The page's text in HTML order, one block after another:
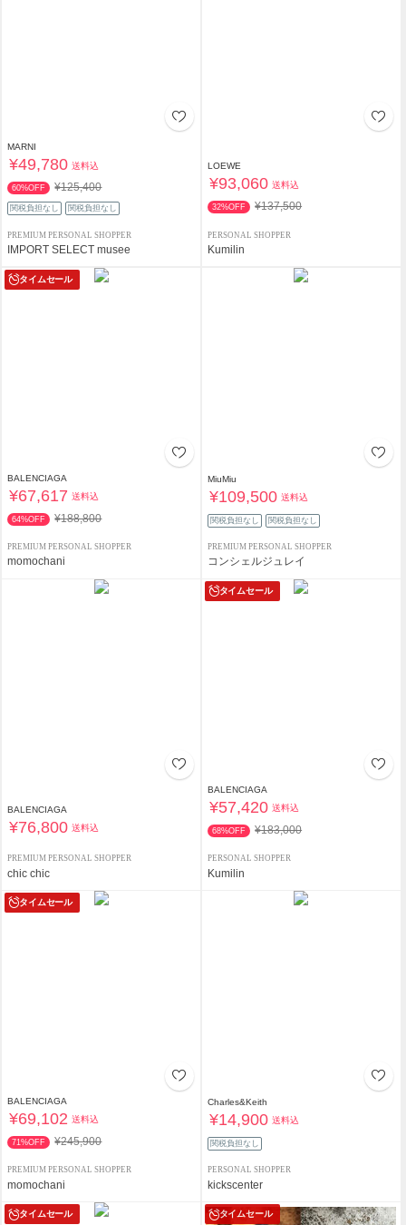
MARNI
¥49,780 送料込
60%OFF ¥125,400
関税負担なし 関税負担なし
PREMIUM PERSONAL SHOPPER
IMPORT SELECT musee
LOEWE
¥93,060 送料込
32%OFF ¥137,500
PERSONAL SHOPPER
Kumilin
タイムセール
BALENCIAGA
¥67,617 送料込
64%OFF ¥188,800
PREMIUM PERSONAL SHOPPER
momochani
MiuMiu
¥109,500 送料込
関税負担なし 関税負担なし
PREMIUM PERSONAL SHOPPER
コンシェルジュレイ
BALENCIAGA
¥76,800 送料込
PREMIUM PERSONAL SHOPPER
chic chic
タイムセール
BALENCIAGA
¥57,420 送料込
68%OFF ¥183,000
PERSONAL SHOPPER
Kumilin
タイムセール
BALENCIAGA
¥69,102 送料込
71%OFF ¥245,900
PREMIUM PERSONAL SHOPPER
momochani
Charles&Keith
¥14,900 送料込
関税負担なし
PERSONAL SHOPPER
kickscenter
タイムセール タイムセール